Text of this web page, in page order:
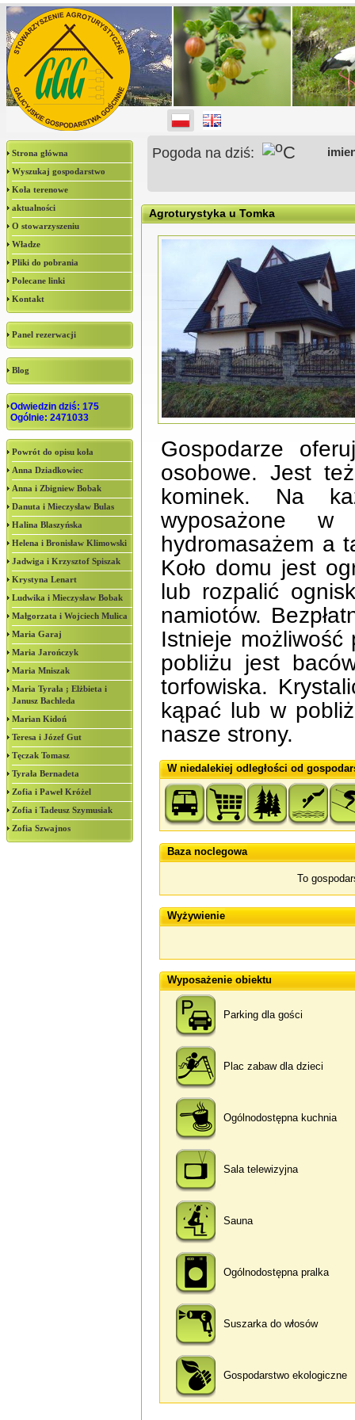
Strona główna
Wyszukaj gospodarstwo
Koła terenowe
aktualności
O stowarzyszeniu
Władze
Pliki do pobrania
Polecane linki
Kontakt
Panel rezerwacji
Blog
Odwiedzin dziś: 175
Ogólnie: 2471033
Powrót do opisu koła
Anna Dziadkowiec
Anna i Zbigniew Bobak
Danuta i Mieczysław Bulas
Halina Blaszyńska
Helena i Bronisław Klimowski
Jadwiga i Krzysztof Spiszak
Krystyna Lenart
Ludwika i Mieczysław Bobak
Małgorzata i Wojciech Mulica
Maria Garaj
Maria Jarończyk
Maria Mniszak
Maria Tyrała ; Elżbieta i
Janusz Bachleda
Marian Kidoń
Teresa i Józef Gut
Tęczak Tomasz
Tyrała Bernadeta
Zofia i Paweł Króżel
Zofia i Tadeusz Szymusiak
Zofia Szwajnos
Pogoda na dziś: oC
Agroturystyka u Tomka
Gospodarze
osobowe. Jest
kominek. Na
wyposażone
hydromasażem a
Koło domu jest
lub rozpalić
namiotów.
Istnieje możliwość
pobliżu jest
torfowiska.
kąpać lub w
nasze strony.
W niedalekiej odległości od
Baza noclegowa
To
Wyżywienie
Wyposażenie obiektu
Parking dla gości
Plac zabaw dla dzieci
Ogólnodostępna kuchnia
Sala telewizyjna
Sauna
Ogólnodostępna pralka
Suszarka do włosów
Gospodarstwo ekologiczne